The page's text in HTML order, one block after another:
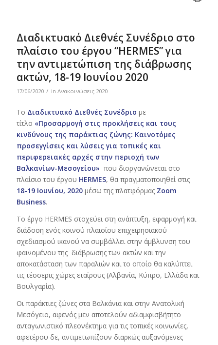
Διαδικτυακό Διεθνές Συνέδριο στο
πλαίσιο του έργου “HERMES” για
την αντιμετώπιση της διάβρωσης
ακτών, 18-19 Ιουνίου 2020
17/06/2020 / in Ανακοινώσεις 2020
Το Διαδικτυακό Διεθνές Συνέδριο με
τίτλο «Προσαρμογή στις προκλήσεις και τους
κινδύνους της παράκτιας ζώνης: Καινοτόμες
προσεγγίσεις και λύσεις για τοπικές και
περιφερειακές αρχές στην περιοχή των
Βαλκανίων-Μεσογείου» που διοργανώνεται στο
πλαίσιο του έργου HERMES, θα πραγματοποιηθεί στις
18-19 Ιουνίου, 2020 μέσω της πλατφόρμας Zoom
Business.
Το έργο HERMES στοχεύει στη ανάπτυξη, εφαρμογή και
διάδοση ενός κοινού πλαισίου επιχειρησιακού
σχεδιασμού ικανού να συμβάλλει στην άμβλυνση του
φαινομένου της διάβρωσης των ακτών και την
αποκατάσταση των παραλιών και το οποίο θα καλύπτει
τις τέσσερις χώρες εταίρους (Αλβανία, Κύπρο, Ελλάδα και
Βουλγαρία).
Οι παράκτιες ζώνες στα Βαλκάνια και στην Ανατολική
Μεσόγειο, αφενός μεν αποτελούν αδιαμφισβήτητο
ανταγωνιστικό πλεονέκτημα για τις τοπικές κοινωνίες,
αφετέρου δε, αντιμετωπίζουν διαρκώς αυξανόμενες